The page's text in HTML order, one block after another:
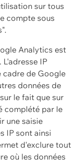
sur tous
compte sous
Analytics est
L'adresse IP
cadre de Google
données de
le fait que sur
complété par le
une saisie
IP sont ainsi
d'exclure tout
où les données